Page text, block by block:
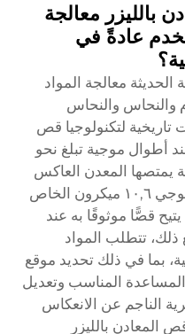
بالليزر معالجة
عادةً في
الحديثة معالجة المواد
والنحاس والنحاس
تاريخية لتكنولوجيا قص
أطوال موجية تبلغ نحو
يمتصها المعدن العاكس
بشكل أفضل مقارنةً بالطول الموجي ١٠,٦ ميكرون الخاص
قصًّا موثوقًا به عند
ذلك، تتطلب المواد
بما في ذلك تحديد موقع
المساعدة المناسب وتعديل
الناجم عن الانعكاس
بالليزر